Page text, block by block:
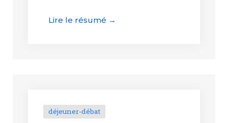
Lire le résumé →
déjeuner-débat